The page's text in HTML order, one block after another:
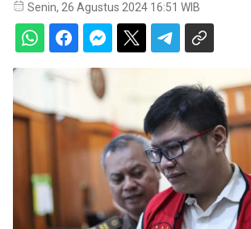
Senin, 26 Agustus 2024 16:51 WIB